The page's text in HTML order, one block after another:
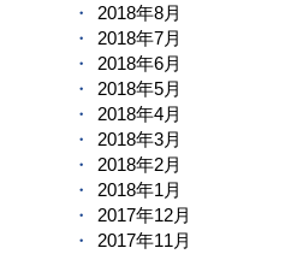
2018年8月
2018年7月
2018年6月
2018年5月
2018年4月
2018年3月
2018年2月
2018年1月
2017年12月
2017年11月